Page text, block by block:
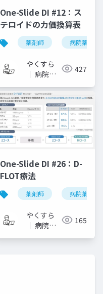
One-Slide DI #12：ス
テロイドの力価換算表
薬剤師 病院薬剤師
やくすら
｜ 病院薬
イドメモ
427
one-slide di arb
One-Slide DI #26：D-
FLOT療法
薬剤師 病院薬剤師
やくすら
｜ 病院薬
165